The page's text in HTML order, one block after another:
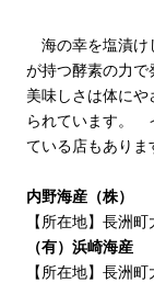
海の幸を塩漬け
が持つ酵素の力で
美味しさは体に
られています。
ている店もありま
内野海産（株）
【所在地】長洲
（有）浜崎海産
【所在地】長洲